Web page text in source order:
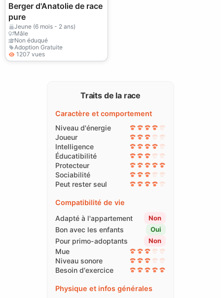
Berger d'Anatolie de race
pure
Jeune (6 mois - 2 ans)
Mâle
Non éduqué
Adoption Gratuite
1207 vues
Traits de la race
Caractère et comportement
Niveau d'énergie
Joueur
Intelligence
Éducatibilité
Protecteur
Sociabilité
Peut rester seul
Compatibilité de vie
Adapté à l'appartement
Non
Bon avec les enfants Oui
Pour primo-adoptants Non
Mue
Niveau sonore
Besoin d'exercice
Physique et infos générales